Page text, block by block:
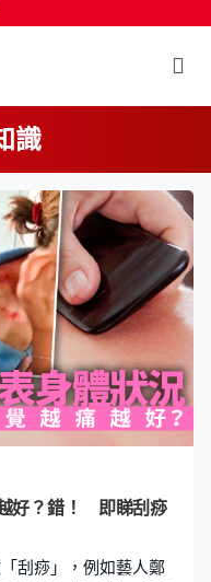
識
尋
好？錯！ 即睇刮痧
刮痧」，例如藝人鄭